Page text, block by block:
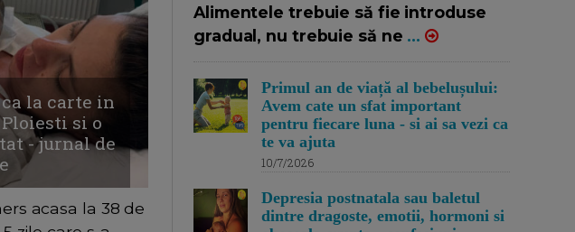
la carte in
si o
- jurnal de
acasa la 38 de
Alimentele trebuie să fie introduse
gradual, nu trebuie să ne ...
Primul an de viață al bebelușului:
Avem cate un sfat important
pentru fiecare luna - si ai sa vezi ca
te va ajuta
10/7/2026
Depresia postnatala sau baletul
dintre dragoste, emotii, hormoni si